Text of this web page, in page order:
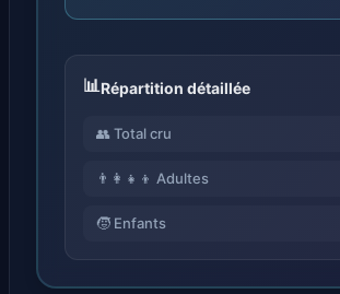
Répartition détaillée
👥 Total cru
👨‍👩‍👧‍👦 Adultes
🧒 Enfants